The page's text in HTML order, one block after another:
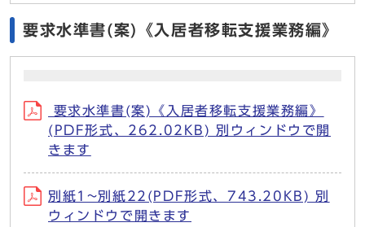
要求水準書(案)《入居者移転支援業務編》
要求水準書(案)《入居者移転支援業務編》
(PDF形式、262.02KB) 別ウィンドウで開
きます
別紙1~別紙22(PDF形式、743.20KB) 別
ウィンドウで開きます